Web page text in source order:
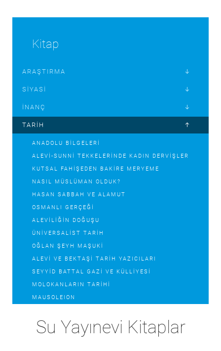
Kitap
ARAŞTIRMA
SIYASI
İNANÇ
TARIH
ANADOLU BILGELERI
ALEVI-SUNNI TEKKELERINDE KADIN DERVIŞLER
KUTSAL FAHIŞEDEN BAKIRE MERYEME
NASIL MÜSLÜMAN OLDUK?
HASAN SABBAH VE ALAMUT
OSMANLI GERÇEĞI
ALEVILIĞIN DOĞUŞU
ÜNIVERSALIST TARIH
OĞLAN ŞEYH MAŞUKI
ALEVI VE BEKTAŞI TARIH YAZICILARI
SEYYID BATTAL GAZI VE KÜLLIYESI
MOLOKANLARIN TARIHI
MAUSOLEION
TEREKEMELER KARAPAPAKLAR
DÜNYA DÜZENINI DEĞIŞTIREN SAVAŞÇILAR VE
Su Yayınevi Kitaplar